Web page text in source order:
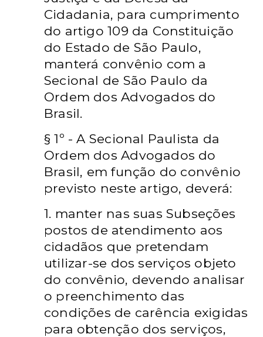
Cidadania, para cumprimento
do artigo 109 da Constituição
do Estado de São Paulo,
manterá convênio com a
Secional de São Paulo da
Ordem dos Advogados do
Brasil.
§ 1º - A Secional Paulista da
Ordem dos Advogados do
Brasil, em função do convênio
previsto neste artigo, deverá:
1. manter nas suas Subseções
postos de atendimento aos
cidadãos que pretendam
utilizar-se dos serviços objeto
do convênio, devendo analisar
o preenchimento das
condições de carência exigidas
para obtenção dos serviços,